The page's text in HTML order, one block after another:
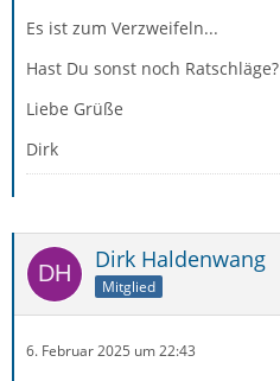
Es ist zum Verzweifeln...
Hast Du sonst noch Ratschläge?
Liebe Grüße
Dirk
Dirk Haldenwang
Mitglied
6. Februar 2025 um 22:43